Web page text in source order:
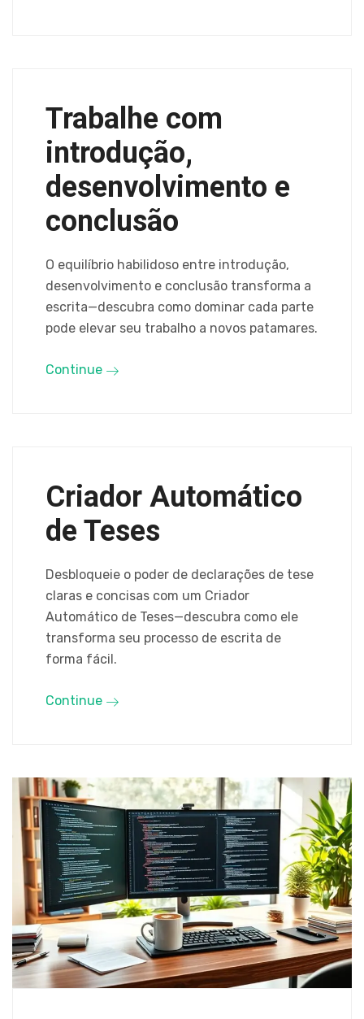
Trabalhe com
introdução,
desenvolvimento e
conclusão
O equilíbrio habilidoso entre introdução,
desenvolvimento e conclusão transforma a
escrita—descubra como dominar cada parte
pode elevar seu trabalho a novos patamares.
Continue
Criador Automático
de Teses
Desbloqueie o poder de declarações de tese
claras e concisas com um Criador
Automático de Teses—descubra como ele
transforma seu processo de escrita de
forma fácil.
Continue